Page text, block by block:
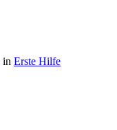
in Erste Hilfe